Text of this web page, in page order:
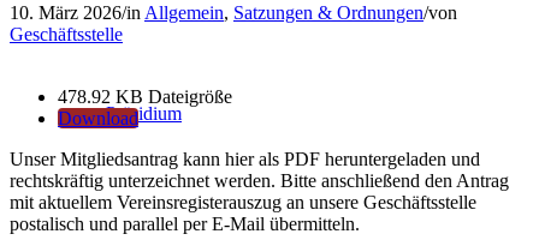
Präsidium
10. März 2026/in Allgemein, Satzungen & Ordnungen/von
Geschäftsstelle
478.92 KB Dateigröße
Download
Unser Mitgliedsantrag kann hier als PDF heruntergeladen und
rechtskräftig unterzeichnet werden. Bitte anschließend den Antrag
mit aktuellem Vereinsregisterauszug an unsere Geschäftsstelle
postalisch und parallel per E-Mail übermitteln.